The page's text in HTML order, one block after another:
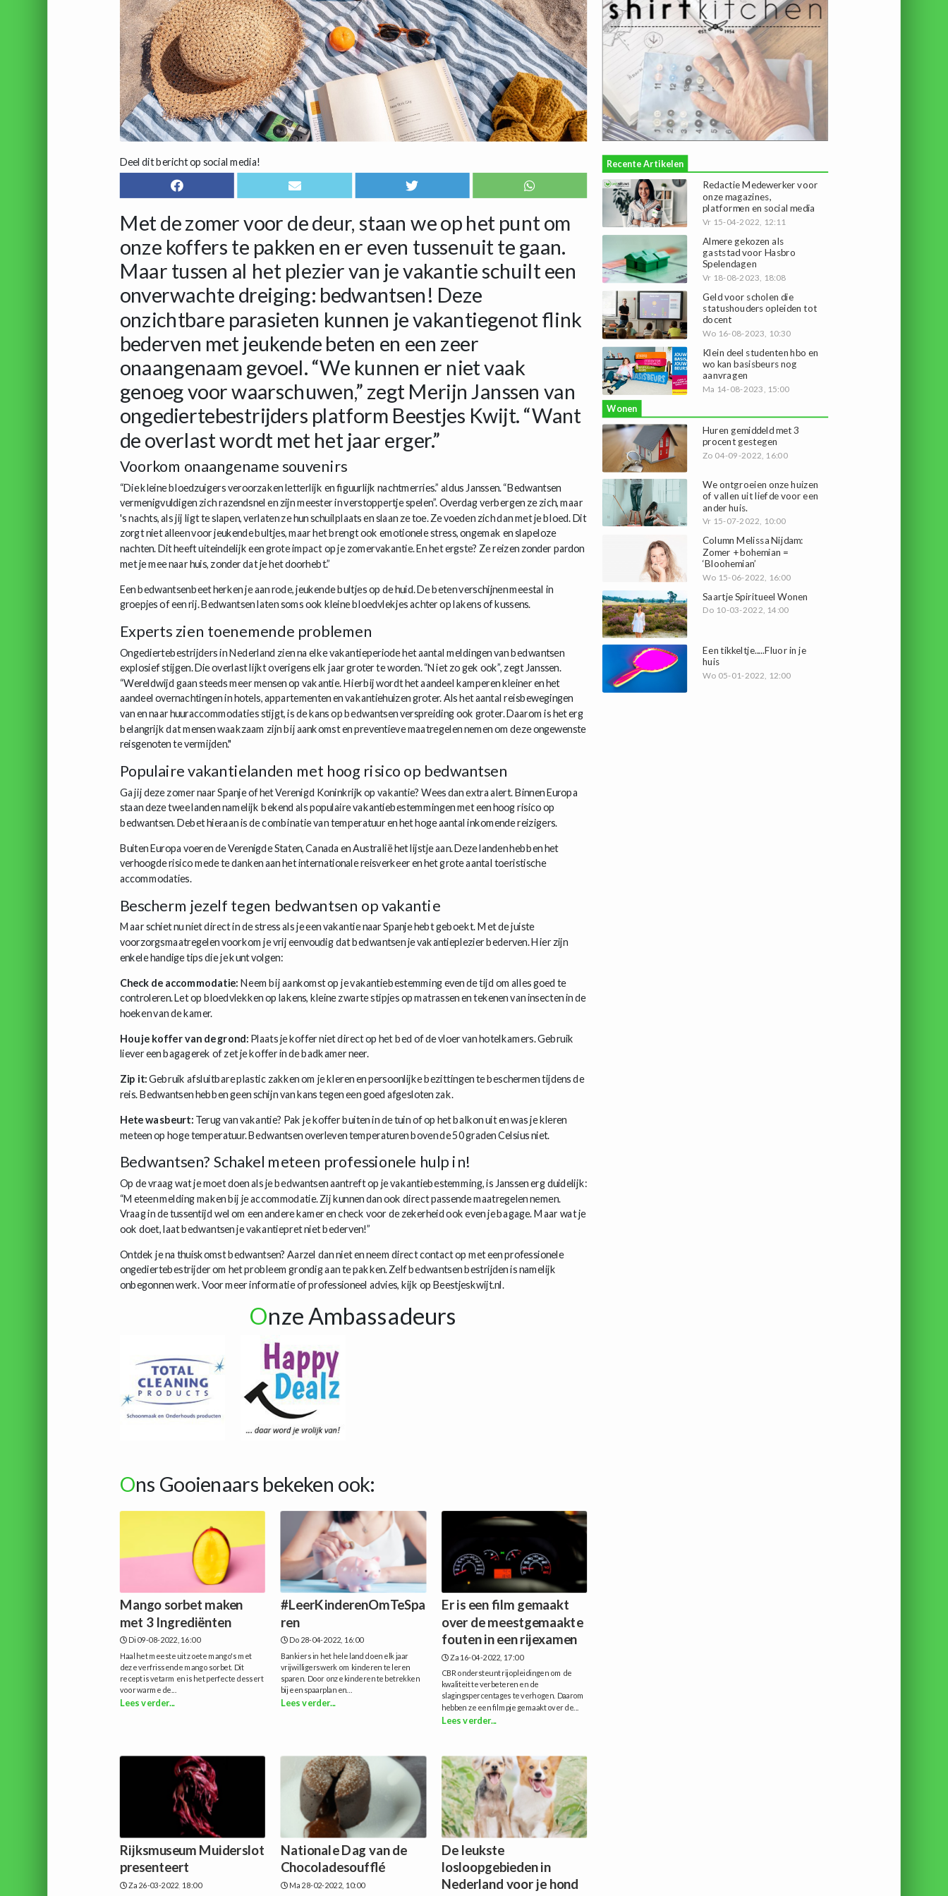
Deel dit bericht op social media!
Met de zomer voor de deur, staan we op het punt om
onze koffers te pakken en er even tussenuit te gaan.
Maar tussen al het plezier van je vakantie schuilt een
onverwachte dreiging: bedwantsen! Deze
onzichtbare parasieten kunnen je vakantiegenot flink
bederven met jeukende beten en een zeer
onaangenaam gevoel. “We kunnen er niet vaak
genoeg voor waarschuwen,” zegt Merijn Janssen van
ongediertebestrijders platform Beestjes Kwijt. “Want
de overlast wordt met het jaar erger.”
Voorkom onaangename souvenirs
“Die kleine bloedzuigers veroorzaken letterlijk en figuurlijk nachtmerries.” aldus Janssen. “Bedwantsen
vermenigvuldigen zich razendsnel en zijn meester in verstoppertje spelen”. Overdag verbergen ze zich, maar
's nachts, als jij ligt te slapen, verlaten ze hun schuilplaats en slaan ze toe. Ze voeden zich dan met je bloed. Dit
zorgt niet alleen voor jeukende bultjes, maar het brengt ook emotionele stress, ongemak en slapeloze
nachten. Dit heeft uiteindelijk een grote impact op je zomervakantie. En het ergste? Ze reizen zonder pardon
met je mee naar huis, zonder dat je het doorhebt.”
Een bedwantsenbeet herken je aan rode, jeukende bultjes op de huid. De beten verschijnen meestal in
groepjes of een rij. Bedwantsen laten soms ook kleine bloedvlekjes achter op lakens of kussens.
Experts zien toenemende problemen
Ongediertebestrijders in Nederland zien na elke vakantieperiode het aantal meldingen van bedwantsen
explosief stijgen. Die overlast lijkt overigens elk jaar groter te worden. “Niet zo gek ook”, zegt Janssen.
“Wereldwijd gaan steeds meer mensen op vakantie. Hierbij wordt het aandeel kamperen kleiner en het
aandeel overnachtingen in hotels, appartementen en vakantiehuizen groter. Als het aantal reisbewegingen
van en naar huuraccommodaties stijgt, is de kans op bedwantsen verspreiding ook groter. Daarom is het erg
belangrijk dat mensen waakzaam zijn bij aankomst en preventieve maatregelen nemen om deze ongewenste
reisgenoten te vermijden."
Populaire vakantielanden met hoog risico op bedwantsen
Ga jij deze zomer naar Spanje of het Verenigd Koninkrijk op vakantie? Wees dan extra alert. Binnen Europa
staan deze twee landen namelijk bekend als populaire vakantiebestemmingen met een hoog risico op
bedwantsen. Debet hieraan is de combinatie van temperatuur en het hoge aantal inkomende reizigers.
Buiten Europa voeren de Verenigde Staten, Canada en Australië het lijstje aan. Deze landen hebben het
verhoogde risico mede te danken aan het internationale reisverkeer en het grote aantal toeristische
accommodaties.
Bescherm jezelf tegen bedwantsen op vakantie
Maar schiet nu niet direct in de stress als je een vakantie naar Spanje hebt geboekt. Met de juiste
voorzorgsmaatregelen voorkom je vrij eenvoudig dat bedwantsen je vakantieplezier bederven. Hier zijn
enkele handige tips die je kunt volgen:
Check de accommodatie: Neem bij aankomst op je vakantiebestemming even de tijd om alles goed te
controleren. Let op bloedvlekken op lakens, kleine zwarte stipjes op matrassen en tekenen van insecten in de
hoeken van de kamer.
Hou je koffer van de grond: Plaats je koffer niet direct op het bed of de vloer van hotelkamers. Gebruik
liever een bagagerek of zet je koffer in de badkamer neer.
Zip it:Gebruik afsluitbare plastic zakken om je kleren en persoonlijke bezittingen te beschermen tijdens de
reis. Bedwantsen hebben geen schijn van kans tegen een goed afgesloten zak.
Hete wasbeurt: Terug van vakantie? Pak je koffer buiten in de tuin of op het balkon uit en was je kleren
meteen op hoge temperatuur. Bedwantsen overleven temperaturen boven de 50 graden Celsius niet.
Bedwantsen? Schakel meteen professionele hulp in!
Op de vraag wat je moet doen als je bedwantsen aantreft op je vakantiebestemming, is Janssen erg duidelijk:
“Meteen melding maken bij je accommodatie. Zij kunnen dan ook direct passende maatregelen nemen.
Vraag in de tussentijd wel om een andere kamer en check voor de zekerheid ook even je bagage. Maar wat je
ook doet, laat bedwantsen je vakantiepret niet bederven!”
Ontdek je na thuiskomst bedwantsen? Aarzel dan niet en neem direct contact op met een professionele
ongediertebestrijder om het probleem grondig aan te pakken. Zelf bedwantsen bestrijden is namelijk
onbegonnen werk. Voor meer informatie of professioneel advies, kijk op Beestjeskwijt.nl.
Onze Ambassadeurs
Ons Gooienaars bekeken ook:
Mango sorbet maken
met 3 Ingrediënten
Di 09-08-2022, 16:00
Haal het meeste uit zoete mango's met
deze verfrissende mango sorbet. Dit
recept is vetarm en is het perfecte dessert
voor warme de...
Lees verder...
#LeerKinderenOmTeSpa
ren
Do 28-04-2022, 16:00
Bankiers in het hele land doen elk jaar
vrijwilligerswerk om kinderen te leren
sparen. Door onze kinderen te betrekken
bij een spaarplan en...
Lees verder...
Er is een film gemaakt
over de meestgemaakte
fouten in een rijexamen
Za 16-04-2022, 17:00
CBR ondersteunt rijopleidingen om de
kwaliteit te verbeteren en de
slagingspercentages te verhogen. Daarom
hebben ze een filmpje gemaakt over de...
Lees verder...
Rijksmuseum Muiderslot
presenteert
Za 26-03-2022, 18:00
Nationale Dag van de
Chocoladesoufflé
Ma 28-02-2022, 10:00
De leukste
losloopgebieden in
Nederland voor je hond
Recente Artikelen
Redactie Medewerker voor
onze magazines,
platformen en social media
Vr 15-04-2022, 12:11
Almere gekozen als
gaststad voor Hasbro
Spelendagen
Vr 18-08-2023, 18:08
Geld voor scholen die
statushouders opleiden tot
docent
Wo 16-08-2023, 10:30
Klein deel studenten hbo en
wo kan basisbeurs nog
aanvragen
Ma 14-08-2023, 15:00
Wonen
Huren gemiddeld met 3
procent gestegen
Zo 04-09-2022, 16:00
We ontgroeien onze huizen
of vallen uit liefde voor een
ander huis.
Vr 15-07-2022, 10:00
Column Melissa Nijdam:
Zomer + bohemian =
‘Bloohemian’
Wo 15-06-2022, 16:00
Saartje Spiritueel Wonen
Do 10-03-2022, 14:00
Een tikkeltje.....Fluor in je
huis
Wo 05-01-2022, 12:00